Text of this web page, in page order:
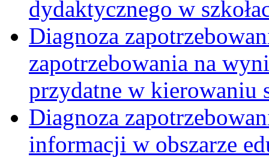
dydaktycznego w
Diagnoza
zapotrzebowania na
przydatne w kierowaniu
Diagnoza
informacji w obszarze